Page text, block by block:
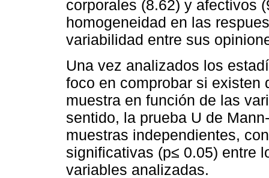
corporales (8.62) y afectivos
homogeneidad en las
variabilidad entre sus
Una vez analizados los
foco en comprobar si existen
muestra en función de las
sentido, la prueba U de
muestras independientes,
significativas (p≤ 0.05) entre
variables analizadas.